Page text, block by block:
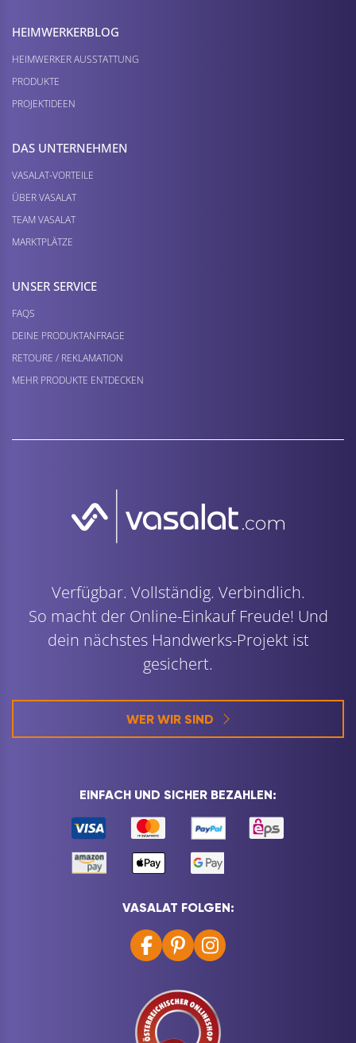
HEIMWERKER­BLOG
HEIMWERKER AUSSTATTUNG
PRODUKTE
PROJEKTIDEEN
DAS UNTERNEHMEN
VASALAT-VORTEILE
ÜBER VASALAT
TEAM VASALAT
MARKTPLÄTZE
UNSER SERVICE
FAQS
DEINE PRODUKTANFRAGE
RETOURE / REKLAMATION
MEHR PRODUKTE ENTDECKEN
Verfügbar. Vollständig. Verbindlich.
So macht der Online-Einkauf Freude! Und
dein nächstes Handwerks-Projekt ist
gesichert.
WER WIR SIND
EINFACH UND SICHER BEZAHLEN:
VASALAT FOLGEN: